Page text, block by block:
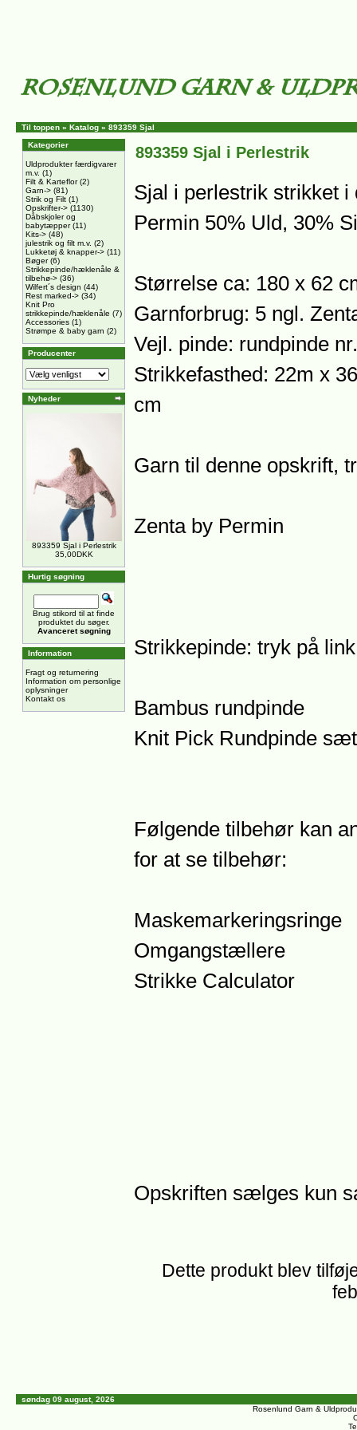
Til toppen » Katalog » 893359 Sjal
Kategorier
Uldprodukter færdigvarer
m.v. (1)
Filt & Karteflor(2)
Garn-> (81)
Strik og Filt (1)
Opskrifter-> (1130)
Dåbskjoler og
babytæpper(11)
Kits-> (48)
julestrik og filt m.v. (2)
Lukketøj & knapper-> (11)
Bøger(6)
Strikkepinde/hæklenåle &
tilbehø-> (36)
Wilfert´s design (44)
Rest marked-> (34)
Knit Pro
strikkepinde/hæklenåle (7)
Accessories (1)
Strømpe & baby garn (2)
Producenter
Nyheder
893359 Sjal i Perlestrik
35,00DKK
Hurtig søgning
Brug stikord til at finde
produktet du søger.
Avanceret søgning
Information
Fragt og returnering
Information om personlige
oplysninger
Kontakt os
893359 Sjal i Perlestrik
Sjal i perlestrik strikket
Permin 50% Uld, 30%
Størrelse ca: 180 x 62
Garnforbrug: 5 ngl.
Vejl. pinde: rundpinde
Strikkefasthed: 22m x
cm
Garn til denne opskrift,
Zenta by Permin
Strikkepinde: tryk på
Bambus rundpinde
Knit Pick Rundpinde sæt
Følgende tilbehør kan
for at se tilbehør:
Maskemarkeringsringe
Omgangstællere
Strikke Calculator
Opskriften sælges kun
Dette produkt blev
søndag 09 august, 2026
Rosenlund Garn &